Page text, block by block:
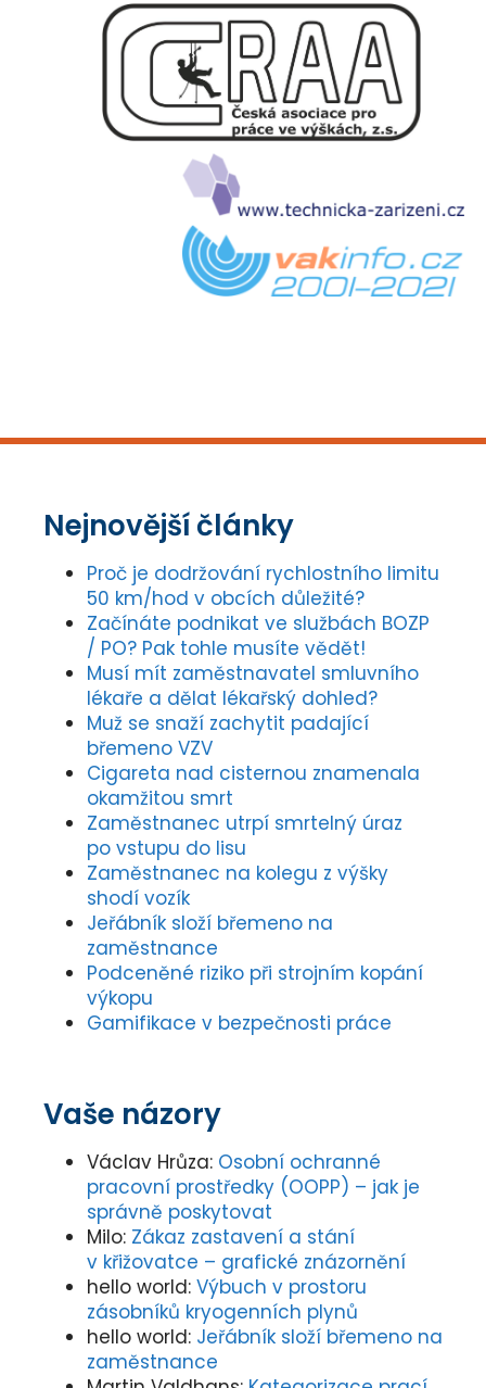
Nejnovější články
Proč je dodržování rychlostního limitu
50 km/hod v obcích důležité?
Začínáte podnikat ve službách BOZP
/ PO? Pak tohle musíte vědět!
Musí mít zaměstnavatel smluvního
lékaře a dělat lékařský dohled?
Muž se snaží zachytit padající
břemeno VZV
Cigareta nad cisternou znamenala
okamžitou smrt
Zaměstnanec utrpí smrtelný úraz
po vstupu do lisu
Zaměstnanec na kolegu z výšky
shodí vozík
Jeřábník složí břemeno na
zaměstnance
Podceněné riziko při strojním kopání
výkopu
Gamifikace v bezpečnosti práce
Vaše názory
Václav Hrůza: Osobní ochranné
pracovní prostředky (OOPP) – jak je
správně poskytovat
Milo: Zákaz zastavení a stání
v křižovatce – grafické znázornění
hello world: Výbuch v prostoru
zásobníků kryogenních plynů
hello world: Jeřábník složí břemeno na
zaměstnance